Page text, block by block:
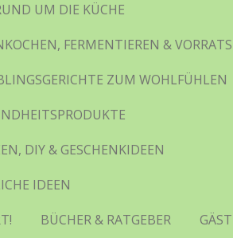
UM DIE KÜCHE
FERMENTIEREN &
ZUM WOHLFÜHLEN
DIY & GESCHENKIDEEN
IDEEN
BÜCHER & RATGEBER